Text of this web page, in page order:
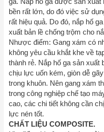
ga. Nắp hố ga được sản
bền rất lớn, do đó việc sử
rất hiệu quả. Do đó, nắp hố
xuất bản lề chống trộm cho
Nhược điểm: Gang xám có
không yêu cầu khắt khe về
thành rẻ. Nắp hố ga sản
chịu lực uốn kém, giòn dễ
trong khuôn. Nên gang xám
trong công nghiệp chế tạo
cao, các chi tiết không cần
lực nén tốt.
CHẤT LIỆU COMPOSITE.